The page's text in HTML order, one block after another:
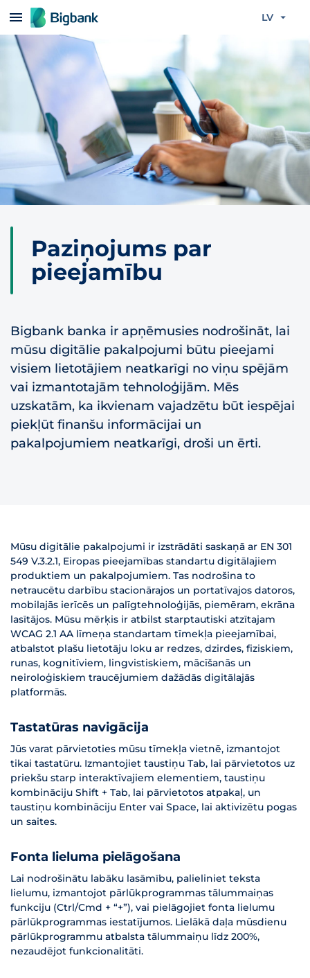
Pāriet uz saturu LV
Paziņojums par
pieejamību
Bigbank banka ir apņēmusies nodrošināt, lai
mūsu digitālie pakalpojumi būtu pieejami
visiem lietotājiem neatkarīgi no viņu spējām
vai izmantotajām tehnoloģijām. Mēs
uzskatām, ka ikvienam vajadzētu būt iespējai
piekļūt finanšu informācijai un
pakalpojumiem neatkarīgi, droši un ērti.
Mūsu digitālie pakalpojumi ir izstrādāti saskaņā ar EN 301
549 V.3.2.1, Eiropas pieejamības standartu digitālajiem
produktiem un pakalpojumiem. Tas nodrošina to
netraucētu darbību stacionārajos un portatīvajos datoros,
mobilajās ierīcēs un palīgtehnoloģijās, piemēram, ekrāna
lasītājos. Mūsu mērķis ir atbilst starptautiski atzītajam
WCAG 2.1 AA līmeņa standartam tīmekļa pieejamībai,
atbalstot plašu lietotāju loku ar redzes, dzirdes, fiziskiem,
runas, kognitīviem, lingvistiskiem, mācīšanās un
neiroloģiskiem traucējumiem dažādās digitālajās
platformās.
Tastatūras navigācija
Jūs varat pārvietoties mūsu tīmekļa vietnē, izmantojot
tikai tastatūru. Izmantojiet taustiņu Tab, lai pārvietotos uz
priekšu starp interaktīvajiem elementiem, taustiņu
kombināciju Shift + Tab, lai pārvietotos atpakaļ, un
taustiņu kombināciju Enter vai Space, lai aktivizētu pogas
un saites.
Fonta lieluma pielāgošana
Lai nodrošinātu labāku lasāmību, palieliniet teksta
lielumu, izmantojot pārlūkprogrammas tālummaiņas
funkciju (Ctrl/Cmd + “+”), vai pielāgojiet fonta lielumu
pārlūkprogrammas iestatījumos. Lielākā daļa mūsdienu
pārlūkprogrammu atbalsta tālummaiņu līdz 200%,
nezaudējot funkcionalitāti.